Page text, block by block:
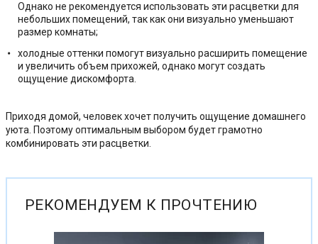
Однако не рекомендуется использовать эти расцветки для
небольших помещений, так как они визуально уменьшают
размер комнаты;
холодные оттенки помогут визуально расширить помещение
и увеличить объем прихожей, однако могут создать
ощущение дискомфорта.
Приходя домой, человек хочет получить ощущение домашнего
уюта. Поэтому оптимальным выбором будет грамотно
комбинировать эти расцветки.
РЕКОМЕНДУЕМ К ПРОЧТЕНИЮ